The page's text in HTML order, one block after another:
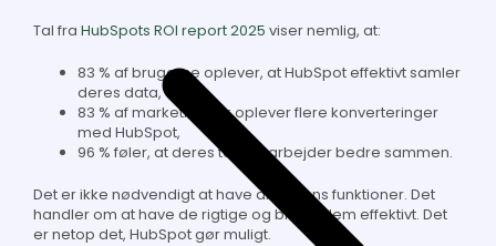
Tal fra HubSpots ROI report 2025 viser nemlig, at:
83 % af brugerne oplever, at HubSpot effektivt samler
deres data,
83 % af marketingfolk oplever flere konverteringer
med HubSpot,
96 % føler, at deres teams arbejder bedre sammen.
Det er ikke nødvendigt at have alverdens funktioner. Det
handler om at have de rigtige og bruge dem effektivt. Det
er netop det, HubSpot gør muligt.